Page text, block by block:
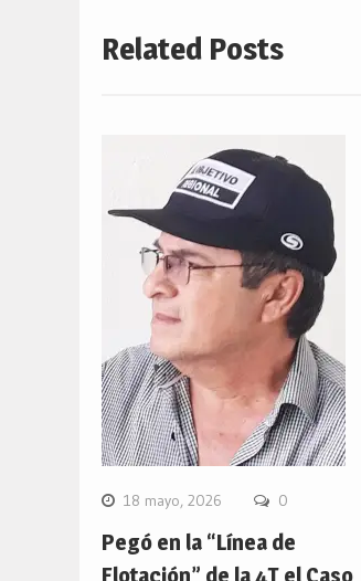
Related Posts
18 mayo, 2026 0
Pegó en la “Línea de
Flotación” de la 4T el Caso